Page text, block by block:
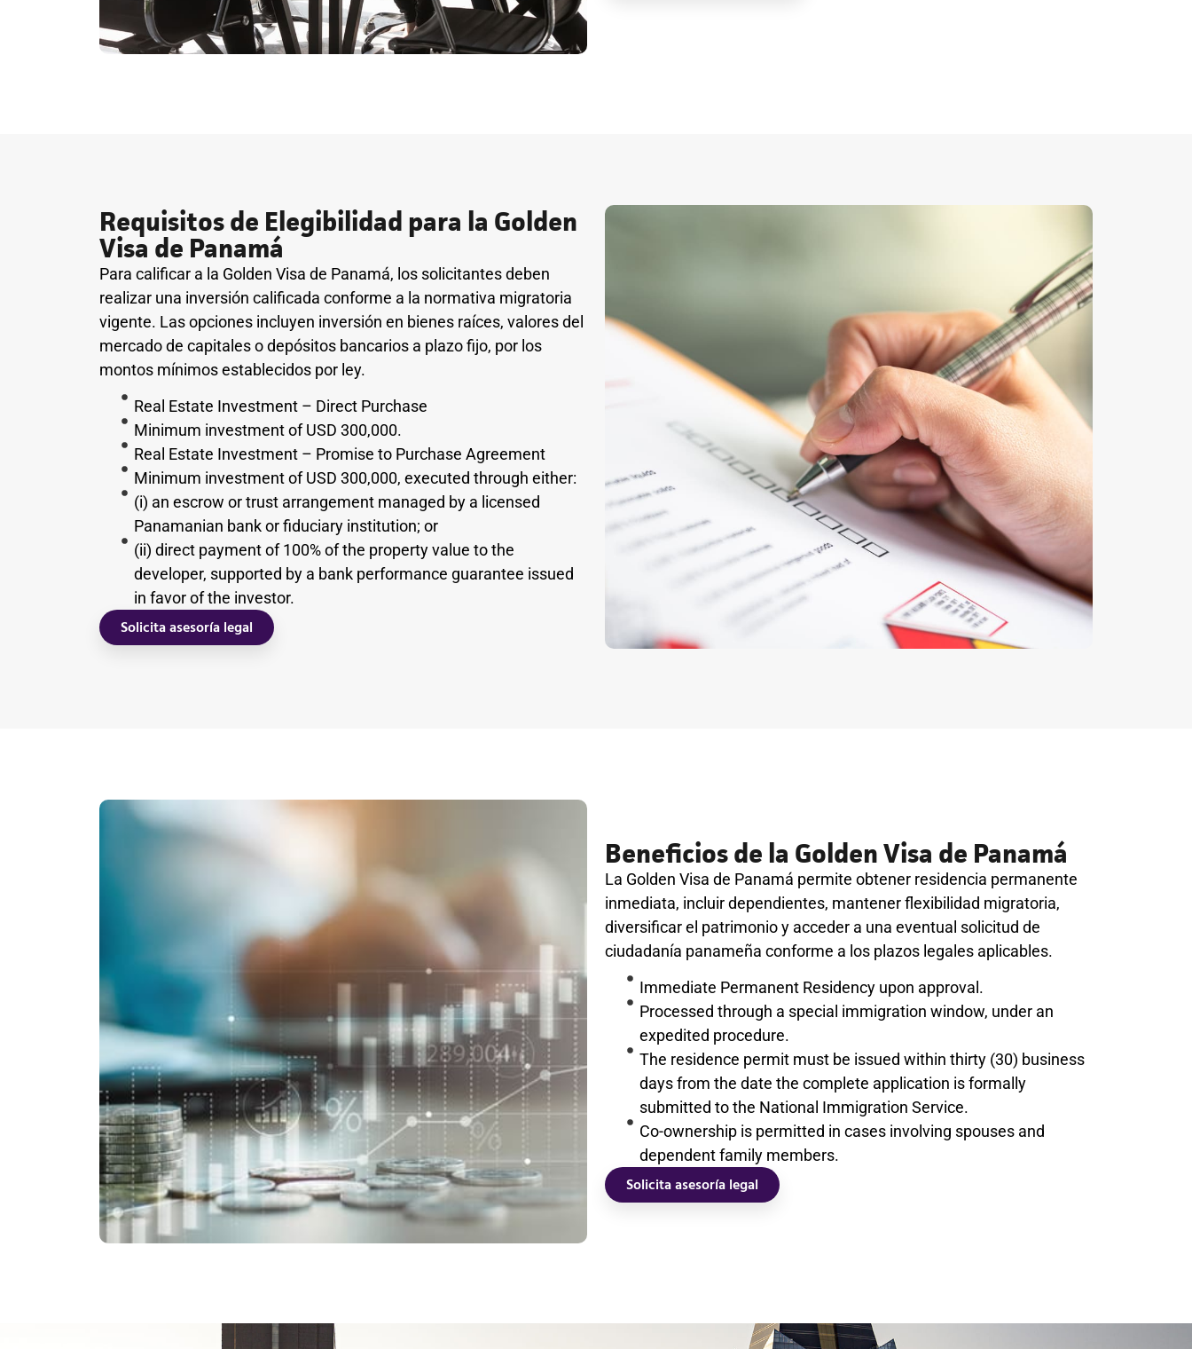
Requisitos de Elegibilidad para la Golden
Visa de Panamá
Para calificar a la Golden Visa de Panamá, los solicitantes deben
realizar una inversión calificada conforme a la normativa migratoria
vigente. Las opciones incluyen inversión en bienes raíces, valores del
mercado de capitales o depósitos bancarios a plazo fijo, por los
montos mínimos establecidos por ley.
Real Estate Investment – Direct Purchase
Minimum investment of USD 300,000.
Real Estate Investment – Promise to Purchase Agreement
Minimum investment of USD 300,000, executed through either:
(i) an escrow or trust arrangement managed by a licensed
Panamanian bank or fiduciary institution; or
(ii) direct payment of 100% of the property value to the
developer, supported by a bank performance guarantee issued
in favor of the investor.
Solicita asesoría legal
Beneficios de la Golden Visa de Panamá
La Golden Visa de Panamá permite obtener residencia permanente
inmediata, incluir dependientes, mantener flexibilidad migratoria,
diversificar el patrimonio y acceder a una eventual solicitud de
ciudadanía panameña conforme a los plazos legales aplicables.
Immediate Permanent Residency upon approval.
Processed through a special immigration window, under an
expedited procedure.
The residence permit must be issued within thirty (30) business
days from the date the complete application is formally
submitted to the National Immigration Service.
Co-ownership is permitted in cases involving spouses and
dependent family members.
Solicita asesoría legal